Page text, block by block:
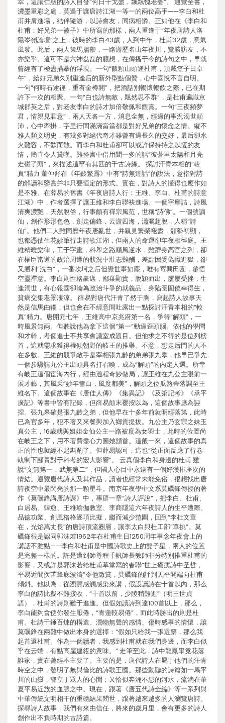
濃墨重彩之處，莫過于讓唐詩江湖一等一的兩位高手——李白和杜
甫并肩進場，結伴隨游，以詩會友，同病相憐。正如他在《李白和
杜甫：好兄弟一被子》中所寫的那樣，兩人重逢于“年夜唐詩人洛
陽岑嶺論壇”之上，彼時的李白43歲，人到中年，杜甫32歲，意氣
風發。此后，兩人策馬揚鞭，一路游歷名山年夜川，覽勝訪友，不
亦樂乎。這可不是六神磊磊的臆想，在傳播于今的詩句之中，早就
曾經有了極盡描摹的浮現。一句“飯顆山頭逢杜甫，頂戴笠子日卓
午”，給好兄弟久別重逢后的新外型點個贊，心中喜悅不言自明。
一句“何時石途徑，重有金樽開”，把酒話別暢懷暢飲之際，已在期
許下一次的相聚。一句“白也詩無敵，飄然思不群”，是杜甫遍識京
城群英之后，對老友李白的詩才加倍敬佩和觀賞。一句“三夜頻夢
君，情親見君意”，兩人天各一方，消息全無，經過的事況濁世顛
沛，心中牽掛，字里行間滿滿當當都是對好兄弟的懷念之情。縱不
雅人類文明史，有幾多對絕代奇才雖曾有過長久的交好，最后卻水
火難容，不歡而散。而李白和杜甫卻可以或許保持持之以恆的友
情，簡直令人贊嘆。難怪書中借用聞一多的話“彼蒼里太陽和月亮
走碰了頭”，來描述這罕有其匹的千古詩緣。 探討汗青本相的“較
真”精力 董仲舒在《年齡繁露》中有“詩無達詁”的說法，意指對詩
的解讀和鑒賞并非只要恒定的形式。實在，對詩人的懂得也應作如
是不雅。在薛易的舊書《年夜唐詩人行：王維、李白、杜甫的詩意
江湖》中，作者選擇了讓王維和李白聯袂進場。一個字摩詰，詩風
清爽濃艷，天然脫俗，行事頗有禪宗風范，世稱“詩佛”。一個號謫
仙，創作形形色色，劍走偏鋒，云游四海，瀟灑超脫，人稱“詩
仙”。他們二人雖同歷年夜唐亂世，并親見繁榮褪盡，頹勢初顯，
也都憑仗生花妙筆行走詩歌江湖，但兩人的命運卻年夜相徑庭。王
維精曉樂律，工于字畫，科舉之路順風逆水，雖躋身高官之列，卻
在權臣當道的政治周遭的狀況中壯志難酬，差點因受偽職進獄，卻
又勝利“洗白”，一番坎坷之后但覺世事如塵，唯有寄興田園，參悟
空靈禪意。李白則性格豪邁，鄙棄顯貴，脫穎而出，屢屢受挫，生
逢濁世，有心報國卻淪為政治斗爭的就義品，身陷囹圄僥幸得生，
貧病交集老景凄涼。 薛易對唐代汗青了然于胸，寫起詩人故事天
然是信馬由韁，但也會在不經意間吐露出一點探討汗青本相的“較
真”精力。唐開元七年，王維高中京兆府第一名，爭得“解頭”，一
時風景無兩。但聽說他為拿下這個“第一”動過歪頭腦。依他的學問
和才幹，考個進士不共享會議室成題目。但他求之不得的是位列榜
首，這就需求獲得權傾朝野的岐王的推舉。不意，想走后門的人不
在多數。王維的競爭敵手是宰相張九齡的弟弟張九皋，他早已爭先
一個步驟請九公主出頭具名打召喚，成為“解頭”的內定人選。所幸
有岐王這個宦海內行，經由過程奇妙做局，讓王維在九公主眼前一
展才藝，其風采“妙年雪白，風度都美”，解頭之位瓜熟蒂落調至王
維名下。這個故事在《唐佳人傳》《集異記》《及第記考》《承平
廣記》等書中皆有記錄，但薛易顛末覆按以為，這個故事應為誣
捏。張九皋確是張九齡之弟，但他早在十多年前就明經落第，此時
已為官多年，犯不著又來餐與加入鄉貢提拔。九公主乃玄宗之妹玉
真公主，16歲就與姐姐金仙公主一路被度為女羽士，此時的位置尚
在岐王之下，用不著費盡心力圖她頷首。這般一來，這個故事的真
正的性也就經不起斟酌了。但薛易認可，這也“從正面反應了行卷
軌制下顯貴對于科考的宏大影響”。 云真個李白和身邊的杜甫 雖
說“文無第一，武無第二”，但國人心目中永遠有一個好漢排座次的
情結。遍覽唐代詩人及其作品，讀者也經常未能免俗，很想找出唐
詩夜空中最閃亮的那一顆星斗。南京年夜學中文系莫礪鋒傳授的著
作《莫礪鋒講唐詩課》中，專辟一章“詩人評說”，把李白、杜甫、
白居易、韓愈、王維瑜伽教室、李商隱這六年夜詩人的生平遭際、
品德功業、創風格格逐項比擬，繼而減少范圍，回到“李杜文章
在，光焰萬丈長”的唐詩頂流圈層，讓李太白與杜工部“單挑”。莫
礪鋒很是認同郭沫若1962年在杜甫生日1250周年事念年夜會上的
講話不雅點——李白和杜甫是中國詩歌史上的雙子星，兩人的位置
是完整一樣的。許是遭到師尊程千帆師長教師非分特別推重杜甫的
影響，又或許是郭沫若給杜甫草堂寫的春聯“世上瘡痍詩中圣哲，
平易近間疾苦筆底波濤”令他激賞，莫礪鋒的評判天平開端向杜甫
傾斜。他以為，從瀏覽感觸感染來講，假設讀詩在十首以內，那么
李白的詩比擬不難接收，“十首以前，少陵稍難進”（明王世貞
語），杜甫的詩則難于進進。但假如讀詩到達100首以上，那么，
李白能夠會使你發生厭倦，“青蓮較易倦”，而此時勝出的則是杜
甫。杜詩千錘百煉的構造、潤物無聲的感情、傷時感事的情懷，讓
莫礪鋒在兩難中做出本身的選擇：“假如只給我一張選票，那么我
起首選杜甫。作為一個讀者，我感到杜甫就在我們身邊，而李白似
乎在云端，有點高屋建瓴的意味。” 走筆至此，詩中龍鳳畢竟花落
誰家，實在曾經不主要了。主要的是，唐代詩人在屬于他們的汗青
時空之中，發明了無與倫比的詩歌王國。那些動聽的詩篇如一馬平
川的山嶽，聳立于眾人的心間；又恰似奔涌不息的河水，流淌在華
夏平易近族的血脈之中。現在，跟著《唐五代詩全編》等一系列與
中華傳統文明相干的重磅結果問世，跟著越來越多的人瀏覽唐詩、
探尋詩人故事，我們有來由信任，將來的歲月里，會有更多的詩人
創作出不負時期的古詩篇。